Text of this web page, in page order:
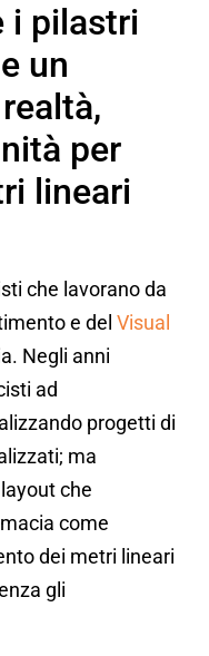
i pilastri
un
per
lineari
che lavorano da
e del Visual
Negli anni
ad
progetti di
ma
che
come
dei metri lineari
gli